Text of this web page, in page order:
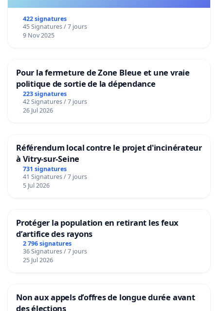
422 signatures
45 Signatures / 7 jours
9 Nov 2025
Pour la fermeture de Zone Bleue et une vraie
politique de sortie de la dépendance
223 signatures
42 Signatures / 7 jours
26 Jul 2026
Référendum local contre le projet d'incinérateur
à Vitry-sur-Seine
731 signatures
41 Signatures / 7 jours
5 Jul 2026
Protéger la population en retirant les feux
d’artifice des rayons
2 796 signatures
36 Signatures / 7 jours
25 Jul 2026
Non aux appels d’offres de longue durée avant
des élections